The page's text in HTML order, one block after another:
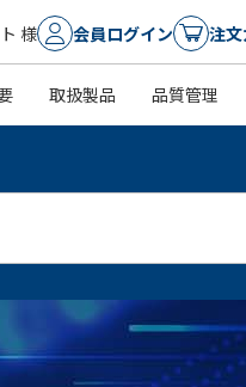
様 会員ログイン 注
取扱製品 品質管理